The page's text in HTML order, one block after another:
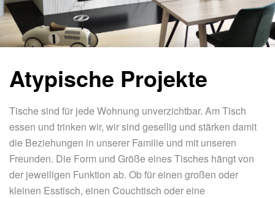
Atypische Projekte
Tische sind für jede Wohnung unverzichtbar. Am Tisch
essen und trinken wir, wir sind gesellig und stärken damit
die Beziehungen in unserer Familie und mit unseren
Freunden. Die Form und Größe eines Tisches hängt von
der jeweiligen Funktion ab. Ob für einen großen oder
kleinen Esstisch, einen Couchtisch oder eine